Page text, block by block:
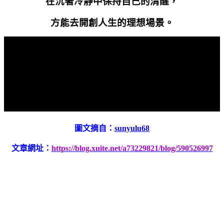
方能去開創人生的理想場景。
圖文摘自： sunyulu68
文章網址： https://blog.xuite.net/a73229821/blog/590526997